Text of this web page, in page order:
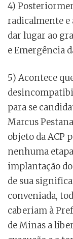
4)
radicalmente e
dar lugar ao
e Emergência
5) Acontece
para se
Marcus
objeto da ACP
nenhuma
implantação
de sua
conveniada,
caberiam à
de Minas a